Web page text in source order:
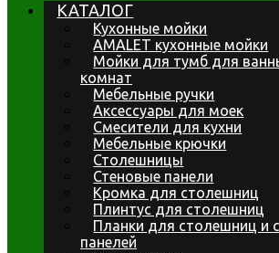
КАТАЛОГ
Кухонные мойки
AMALET кухонные мойки
Мойки для тумб для
комнат
Мебельные ручки
Аксессуары для моек
Смесители для кухни
Мебельные крючки
Столешницы
Стеновые панели
Кромка для столешниц
Плинтус для столешниц
Планки для столешниц и
панелей